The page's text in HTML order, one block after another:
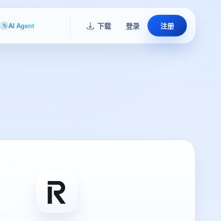
AI Agent 下载 登录 注册